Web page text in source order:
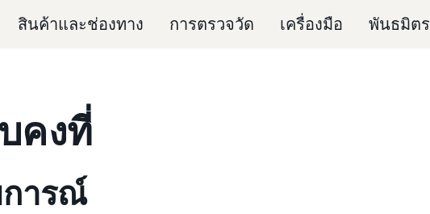
สินค้าและช่องทาง การตรวจวัด เครื่องมือ พันธมิตร
คงที่
ารณ์